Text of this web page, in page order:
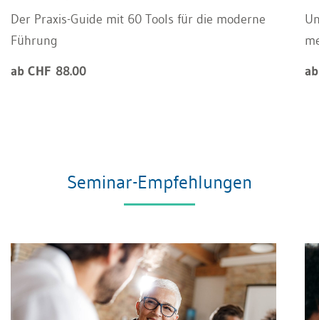
Der Praxis-Guide mit 60 Tools für die moderne
Führung
ab CHF 88.00
Seminar-Empfehlungen